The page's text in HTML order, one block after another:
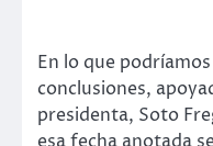
En lo que
conclusiones,
presidenta, Soto